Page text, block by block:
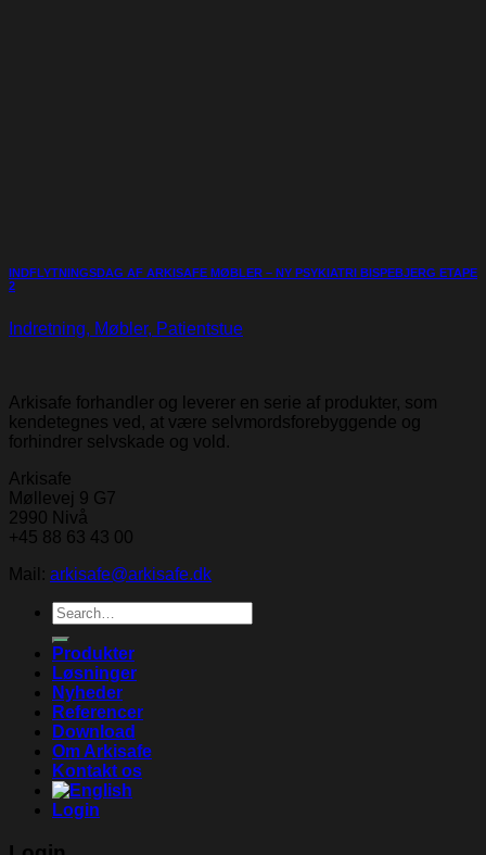
INDFLYTNINGSDAG AF ARKISAFE MØBLER – NY PSYKIATRI BISPEBJERG ETAPE
2
Indretning, Møbler, Patientstue
Arkisafe forhandler og leverer en serie af produkter, som
kendetegnes ved, at være selvmordsforebyggende og
forhindrer selvskade og vold.
Arkisafe
Møllevej 9 G7
2990 Nivå
+45 88 63 43 00
Mail: arkisafe@arkisafe.dk
Search
for:
Produkter
Løsninger
Nyheder
Referencer
Download
Om Arkisafe
Kontakt os
Login